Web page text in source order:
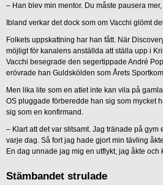
– Han blev min mentor. Du måste pausera
Ibland verkar det dock som om Vacchi glömt
Folkets uppskattning har han fått. När
möjligt för kanalens anställda att ställa upp i
Vacchi besegrade den segertippade André
erövrade han Guldskölden som Årets
Men lika lite som en atlet inte kan vila på
OS pluggade förberedde han sig som mycket
sig som en konfirmand.
– Klart att det var slitsamt. Jag tränade på gym
varje dag. Så fort jag hade gjort min tävling
En dag unnade jag mig en utflykt, jag åkte och
Stämbandet strulade